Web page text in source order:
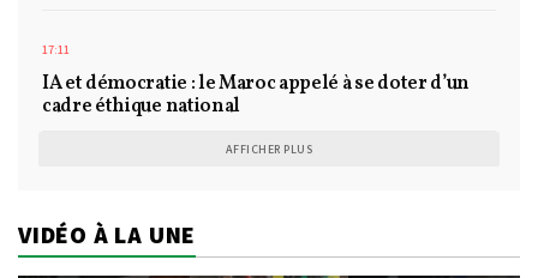
17:11
IA et démocratie : le Maroc appelé à se doter d’un
cadre éthique national
AFFICHER PLUS
VIDÉO À LA UNE